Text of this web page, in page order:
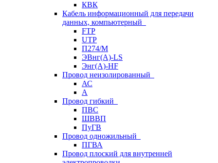
КВК
Кабель информационный для передачи
данных, компьютерный
FTP
UTP
П274/М
ЭВнг(А)-LS
Энг(А)-HF
Провод неизолированный
АС
А
Провод гибкий
ПВС
ШВВП
ПуГВ
Провод одножильный
ПГВА
Провод плоский для внутренней